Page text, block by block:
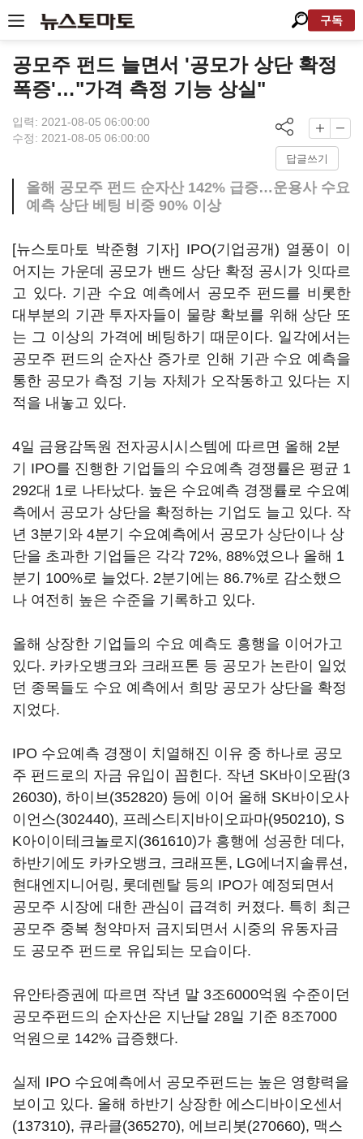
구독
공모주 펀드 늘면서 '공모가 상단 확정
폭증'…"가격 측정 기능 상실"
입력: 2021-08-05 06:00:00
수정: 2021-08-05 06:00:00
답글쓰기
올해 공모주 펀드 순자산 142% 급증…운용사 수요
예측 상단 베팅 비중 90% 이상
[뉴스토마토 박준형 기자] IPO(기업공개) 열풍이 이
어지는 가운데 공모가 밴드 상단 확정 공시가 잇따르
고 있다. 기관 수요 예측에서 공모주 펀드를 비롯한
대부분의 기관 투자자들이 물량 확보를 위해 상단 또
는 그 이상의 가격에 베팅하기 때문이다. 일각에서는
공모주 펀드의 순자산 증가로 인해 기관 수요 예측을
통한 공모가 측정 기능 자체가 오작동하고 있다는 지
적을 내놓고 있다.
4일 금융감독원 전자공시시스템에 따르면 올해 2분
기 IPO를 진행한 기업들의 수요예측 경쟁률은 평균 1
292대 1로 나타났다. 높은 수요예측 경쟁률로 수요예
측에서 공모가 상단을 확정하는 기업도 늘고 있다. 작
년 3분기와 4분기 수요예측에서 공모가 상단이나 상
단을 초과한 기업들은 각각 72%, 88%였으나 올해 1
분기 100%로 늘었다. 2분기에는 86.7%로 감소했으
나 여전히 높은 수준을 기록하고 있다.
올해 상장한 기업들의 수요 예측도 흥행을 이어가고
있다. 카카오뱅크와 크래프톤 등 공모가 논란이 일었
던 종목들도 수요 예측에서 희망 공모가 상단을 확정
지었다.
IPO 수요예측 경쟁이 치열해진 이유 중 하나로 공모
주 펀드로의 자금 유입이 꼽힌다. 작년 SK바이오팜(3
26030), 하이브(352820) 등에 이어 올해 SK바이오사
이언스(302440), 프레스티지바이오파마(950210), S
K아이이테크놀로지(361610)가 흥행에 성공한 데다,
하반기에도 카카오뱅크, 크래프톤, LG에너지솔류션,
현대엔지니어링, 롯데렌탈 등의 IPO가 예정되면서
공모주 시장에 대한 관심이 급격히 커졌다. 특히 최근
공모주 중복 청약마저 금지되면서 시중의 유동자금
도 공모주 펀드로 유입되는 모습이다.
유안타증권에 따르면 작년 말 3조6000억원 수준이던
공모주펀드의 순자산은 지난달 28일 기준 8조7000
억원으로 142% 급증했다.
실제 IPO 수요예측에서 공모주펀드는 높은 영향력을
보이고 있다. 올해 하반기 상장한 에스디바이오센서
(137310), 큐라클(365270), 에브리봇(270660), 맥스